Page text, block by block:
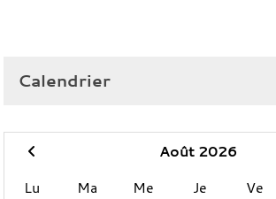
Calendrier
Août 2026
Lu
Ma Me Je Ve